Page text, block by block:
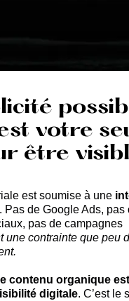
votre
être
est soumise à une
. Pas de Google Ads,
pas de campagnes
une contrainte que peu
le contenu organique
digitale. C’est le